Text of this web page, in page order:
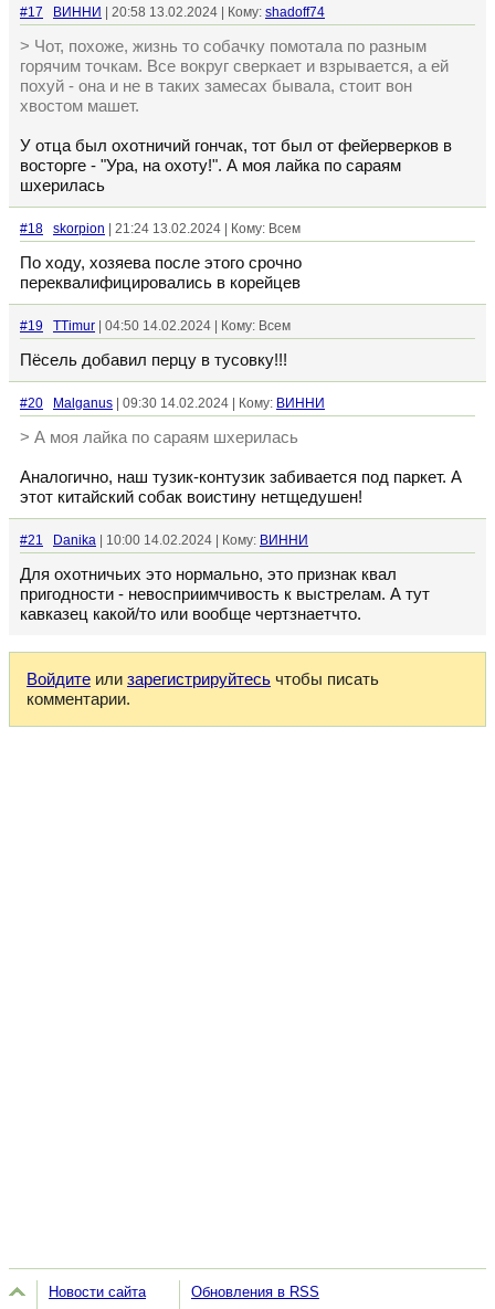
#17 ВИННИ | 20:58 13.02.2024 | Кому: shadoff74
> Чот, похоже, жизнь то собачку помотала по разным
горячим точкам. Все вокруг сверкает и взрывается, а ей
похуй - она и не в таких замесах бывала, стоит вон
хвостом машет.
У отца был охотничий гончак, тот был от фейерверков в
восторге - "Ура, на охоту!". А моя лайка по сараям
шхерилась
#18 skorpion | 21:24 13.02.2024 | Кому: Всем
По ходу, хозяева после этого срочно
переквалифицировались в корейцев
#19 TTimur | 04:50 14.02.2024 | Кому: Всем
Пёсель добавил перцу в тусовку!!!
#20 Malganus | 09:30 14.02.2024 | Кому: ВИННИ
> А моя лайка по сараям шхерилась
Аналогично, наш тузик-контузик забивается под паркет. А
этот китайский собак воистину нетщедушен!
#21 Danika | 10:00 14.02.2024 | Кому: ВИННИ
Для охотничьих это нормально, это признак квал
пригодности - невосприимчивость к выстрелам. А тут
кавказец какой/то или вообще чертзнаетчто.
Войдите или зарегистрируйтесь чтобы писать
комментарии.
Новости сайта
Обновления в RSS